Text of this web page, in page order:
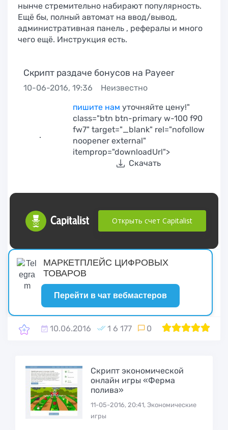
нынче стремительно набирают популярность.
Ещё бы, полный автомат на ввод/вывод,
административная панель , рефералы и много
чего ещё. Инструкция есть.
Скрипт раздаче бонусов на Payeer
10-06-2016, 19:36 Неизвестно
.
пишите нам уточняйте цену!"
class="btn btn-primary w-100 f90
fw7" target="_blank" rel="nofollow
noopener external"
itemprop="downloadUrl">
Скачать
Открыть счет Capitalist
МАРКЕТПЛЕЙС ЦИФРОВЫХ
ТОВАРОВ
Перейти в чат вебмастеров
10.06.2016 1 6 177 0 100
1 2 3 4 5
Cкрипт экономической
онлайн игры «Ферма
полива»
11-05-2016, 20:41, Экономические
игры